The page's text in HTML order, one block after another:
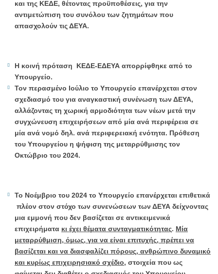
και της ΚΕΔΕ, θέτοντας προϋποθέσεις, για την
αντιμετώπιση του συνόλου των ζητημάτων που
απασχολούν τις ΔΕΥΑ.
Η κοινή πρόταση ΚΕΔΕ-ΕΔΕΥΑ απορρίφθηκε από το
Υπουργείο.
Τον περασμένο Ιούλιο το Υπουργείο επανέρχεται στον
σχεδιασμό του για αναγκαστική συνένωση των ΔΕΥΑ,
αλλάζοντας τη χωρική αρμοδιότητα των νέων μετά την
συγχώνευση επιχειρήσεων από μία ανά περιφέρεια σε
μία ανά νομό δηλ. ανά περιφερειακή ενότητα. Πρόθεση
του Υπουργείου η ψήφιση της μεταρρύθμισης τον
Οκτώβριο του 2024.
Το Νοέμβριο του 2024 το Υπουργείο επανέρχεται επιθετικά
πλέον στον στόχο των συνενώσεων των ΔΕΥΑ δείχνοντας
μια εμμονή που δεν βασίζεται σε αντικειμενικά
επιχειρήματα κι έχει θέματα συνταγματικότητας. Μία
μεταρρύθμιση, όμως, για να είναι επιτυχής, πρέπει να
βασίζεται και να διασφαλίζει πόρους, ανθρώπινο δυναμικό
και κυρίως επιχειρησιακό σχέδιο, στοιχεία που ως